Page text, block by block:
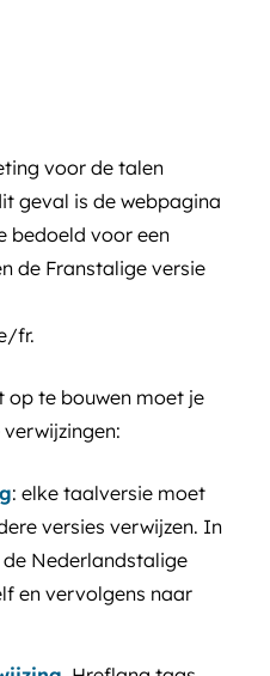
voor de talen
geval is de webpagina
bedoeld voor een
de Franstalige versie
fr.
op te bouwen moet je
: elke taalversie moet
versies verwijzen. In
Nederlandstalige
en vervolgens naar